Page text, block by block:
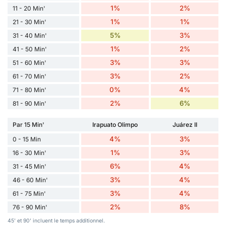
11 - 20 Min' 1% 2%
21 - 30 Min' 1% 1%
31 - 40 Min' 5% 3%
41 - 50 Min' 1% 2%
51 - 60 Min' 3% 3%
61 - 70 Min' 3% 2%
71 - 80 Min' 0% 4%
81 - 90 Min' 2% 6%
Par 15 Min' Irapuato Olimpo
Juárez II
0 - 15 Min
4% 3%
16 - 30 Min' 1% 3%
31 - 45 Min' 6% 4%
46 - 60 Min' 3% 4%
61 - 75 Min' 3% 4%
76 - 90 Min' 2% 8%
45' et 90' incluent le temps additionnel.